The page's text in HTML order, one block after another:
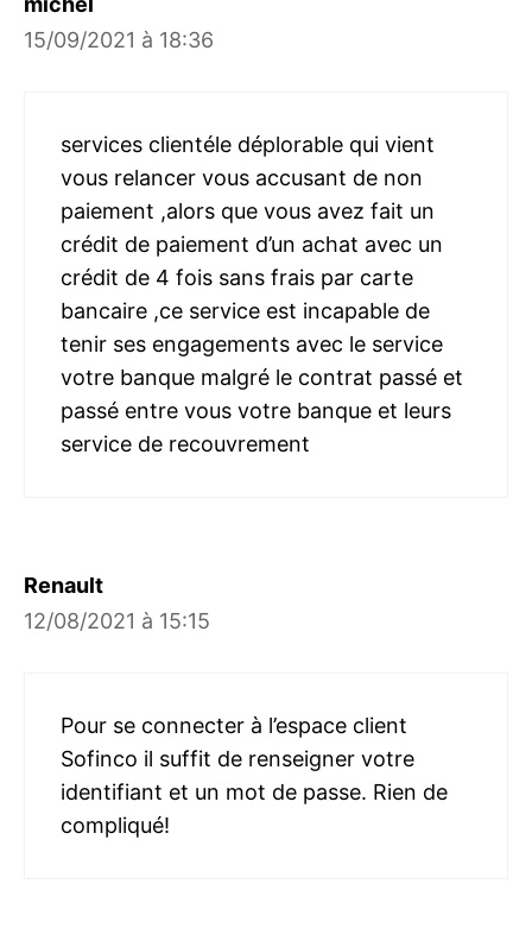
15/09/2021 à 18:36
services clientéle déplorable qui vient
vous relancer vous accusant de non
paiement ,alors que vous avez fait un
crédit de paiement d’un achat avec un
crédit de 4 fois sans frais par carte
bancaire ,ce service est incapable de
tenir ses engagements avec le service
votre banque malgré le contrat passé et
passé entre vous votre banque et leurs
service de recouvrement
Renault
12/08/2021 à 15:15
Pour se connecter à l’espace client
Sofinco il suffit de renseigner votre
identifiant et un mot de passe. Rien de
compliqué!